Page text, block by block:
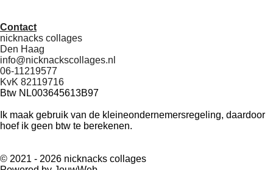
Contact
nicknacks collages
Den Haag
info@nicknackscollages.nl
06-11219577
KvK 82119716
Btw NL003645613B97
Ik maak gebruik van de kleineondernemersregeling, daardoor
hoef ik geen btw te berekenen.
© 2021 - 2026 nicknacks collages